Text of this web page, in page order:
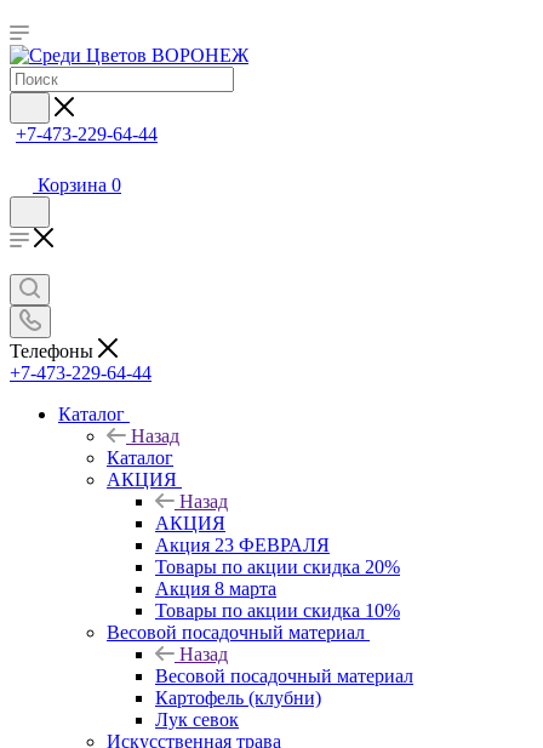
+7-473-229-64-44
Корзина 0
Телефоны
+7-473-229-64-44
Каталог
Назад
Каталог
АКЦИЯ
Назад
АКЦИЯ
Акция 23 ФЕВРАЛЯ
Товары по акции скидка 20%
Акция 8 марта
Товары по акции скидка 10%
Весовой посадочный материал
Назад
Весовой посадочный материал
Картофель (клубни)
Лук севок
Искусственная трава